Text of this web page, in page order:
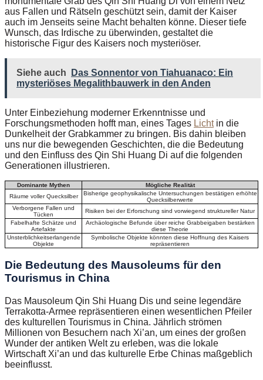
aus Fallen und Rätseln geschützt sein, damit der Kaiser
auch im Jenseits seine Macht behalten könne. Dieser tiefe
Wunsch, das Irdische zu überwinden, gestaltet die
historische Figur des Kaisers noch mysteriöser.
Siehe auch
Das Sonnentor von Tiahuanaco: Ein
mysteriöses Megalithbauwerk in den Anden
Unter Einbeziehung moderner Erkenntnisse und
Forschungsmethoden hofft man, eines Tages Lichtin die
Dunkelheit der Grabkammer zu bringen. Bis dahin bleiben
uns nur die bewegenden Geschichten, die die Bedeutung
und den Einfluss des Qin Shi Huang Di auf die folgenden
Generationen illustrieren.
Dominante Mythen
Mögliche Realität
Räume voller Quecksilber
Bisherige geophysikalische Untersuchungen bestätigen erhöhte
Quecksilberwerte
Verborgene Fallen und
Tücken
Risiken bei der Erforschung sind vorwiegend struktureller Natur
Fabelhafte Schätze und
Artefakte
Archäologische Befunde über reiche Grabbeigaben bestärken
diese Theorie
Unsterblichkeitserlangende
Objekte
Symbolische Objekte könnten diese Hoffnung des Kaisers
repräsentieren
Die Bedeutung des Mausoleums für den
Tourismus in China
Das Mausoleum Qin Shi Huang Dis und seine legendäre
Terrakotta-Armee repräsentieren einen wesentlichen Pfeiler
des kulturellen Tourismus in China. Jährlich strömen
Millionen von Besuchern nach Xi’an, um eines der großen
Wunder der antiken Welt zu erleben, was die lokale
Wirtschaft Xi’an und das kulturelle Erbe Chinas maßgeblich
beeinflusst.